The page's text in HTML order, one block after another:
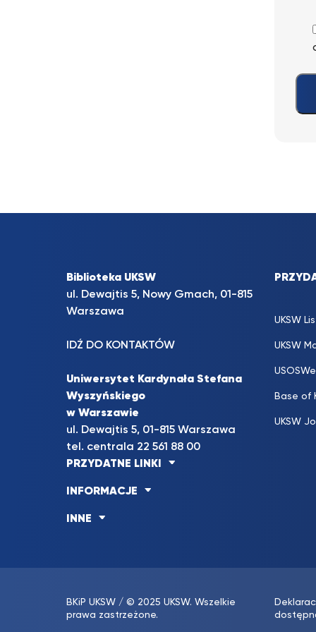
Biblioteka UKSW
ul. Dewajtis 5, Nowy Gmach, 01-815
Warszawa
IDŹ DO KONTAKTÓW
Uniwersytet Kardynała Stefana
Wyszyńskiego
w Warszawie
ul. Dewajtis 5, 01-815 Warszawa
tel. centrala 22 561 88 00
PRZYDATNE LINKI
INFORMACJE
INNE
UKSW
UKSW
Base of
UKSW
BKiP UKSW / © 2025 UKSW. Wszelkie
prawa zastrzeżone.